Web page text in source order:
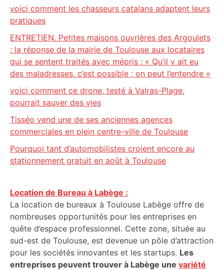
voici comment les chasseurs catalans adaptent leurs
pratiques
ENTRETIEN. Petites maisons ouvrières des Argoulets
: la réponse de la mairie de Toulouse aux locataires
qui se sentent traités avec mépris : « Qu’il y ait eu
des maladresses, c’est possible ; on peut l’entendre »
voici comment ce drone, testé à Valras-Plage,
pourrait sauver des vies
Tisséo vend une de ses anciennes agences
commerciales en plein centre-ville de Toulouse
Pourquoi tant d’automobilistes croient encore au
stationnement gratuit en août à Toulouse
Location de Bureau à Labège :
La location de bureaux à Toulouse Labège offre de
nombreuses opportunités pour les entreprises en
quête d’espace professionnel. Cette zone, située au
sud-est de Toulouse, est devenue un pôle d’attraction
pour les sociétés innovantes et les startups. Les
entreprises peuvent trouver à Labège une variété